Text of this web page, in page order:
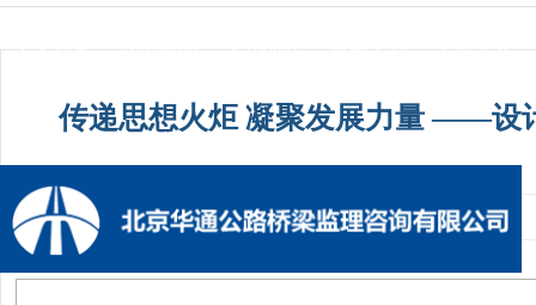
中文首页 公司概况 文化品牌 新闻中心 主营业务
传递思想火炬 凝聚发展力量 ——设
发布时间：2023-05-23 12:00:00手机阅读量：1